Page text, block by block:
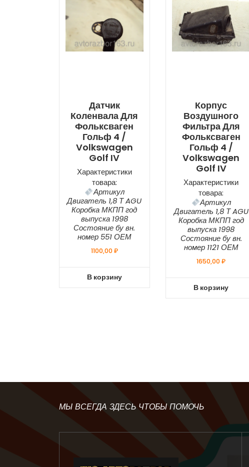
Датчик
Коленвала Для
Фольксваген
Гольф 4 /
Volkswagen
Golf IV
Характеристики
товара:
Артикул
Двигатель 1,8 Т AGU
Коробка МКПП год
выпуска 1998
Состояние бу вн.
номер 551 ОЕМ
1100,00₽
В корзину
Корпус
Воздушного
Фильтра Для
Фольксваген
Гольф 4 /
Volkswagen
Golf IV
Характеристики
товара:
Артикул
Двигатель 1,8 Т AGU
Коробка МКПП год
выпуска 1998
Состояние бу вн.
номер 1121 ОЕМ
1650,00₽
В корзину
МЫ ВСЕГДА ЗДЕСЬ ЧТОБЫ ПОМОЧЬ